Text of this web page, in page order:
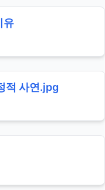
유
적 사연.jpg